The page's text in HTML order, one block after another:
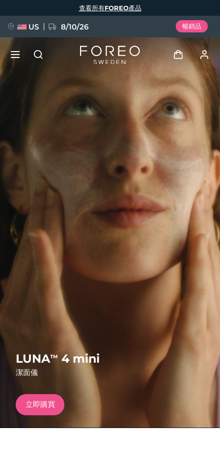
LUNATM 4 mini
潔面儀
立即購買
查看所有FOREO產品
US 8/10/26 暢銷品
登入
用戶信息
我的設備
我的地址
我的訂閱
BREAKING NEWS
issa™ Teeth Whitening Set
FAQ™ Dual LED Panel
紅光療法
Español
Français
Polski
Русский
繁體中文
發貨國家
美國 預計送達日期8/10/26
預計送達日期
預計送達日期8/9/26
預計送達日期
預計送達日期
德國 預計送達日期